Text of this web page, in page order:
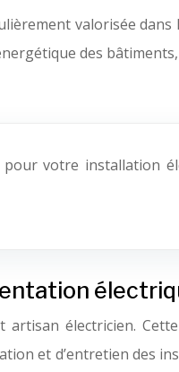
valorisée
des
votre installation
artisan électricien.
et d’entretien des